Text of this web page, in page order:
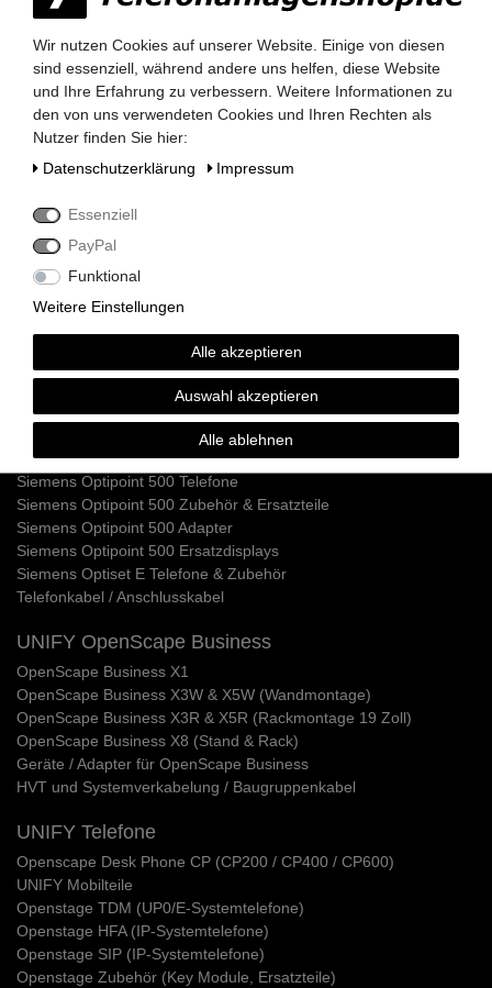
Behörden, Banken, Firmen, Bestandskunden,
öffentliche & staatliche Einrichtungen, Schulen,
Universitäten und Institute können bei uns auf
Rechnung bestellen.
Nehmen Sie dazu einfach telefonisch oder per
Email Kontakt mit uns auf.
Siemens HiPath 3000 Telefonanlagen
Siemens HiPath 3350 / 3550
Siemens HiPath 3300 / 3500
Siemens HiPath 3750 / 3700
Siemens HiPath Systemverkabelung
Siemens HiPath Dect Sender
Siemens HiPath Netzteile
Siemens HiPath MMC Karten
Siemens Optipoint 500 / Optiset Systemtelefone
Siemens Optipoint 500 Telefone
Siemens Optipoint 500 Zubehör & Ersatzteile
Siemens Optipoint 500 Adapter
Siemens Optipoint 500 Ersatzdisplays
Siemens Optiset E Telefone & Zubehör
Telefonkabel / Anschlusskabel
UNIFY OpenScape Business
OpenScape Business X1
OpenScape Business X3W & X5W (Wandmontage)
OpenScape Business X3R & X5R (Rackmontage 19 Zoll)
OpenScape Business X8 (Stand & Rack)
Geräte / Adapter für OpenScape Business
HVT und Systemverkabelung / Baugruppenkabel
UNIFY Telefone
Openscape Desk Phone CP (CP200 / CP400 / CP600)
UNIFY Mobilteile
Openstage TDM (UP0/E-Systemtelefone)
Openstage HFA (IP-Systemtelefone)
Openstage SIP (IP-Systemtelefone)
Openstage Zubehör (Key Module, Ersatzteile)
Wir nutzen Cookies auf unserer Website. Einige von diesen
sind essenziell, während andere uns helfen, diese Website
und Ihre Erfahrung zu verbessern. Weitere Informationen zu
den von uns verwendeten Cookies und Ihren Rechten als
Nutzer finden Sie hier:
Daten­schutz­erklärung
Impressum
Essenziell
PayPal
Funktional
Weitere Einstellungen
Alle akzeptieren
Auswahl akzeptieren
Alle ablehnen